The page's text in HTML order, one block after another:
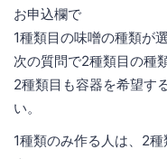
お申込欄で
1種類目の味噌の種類が
次の質問で2種類目の種
2種類目も容器を希望す
い。
1種類のみ作る人は、2種